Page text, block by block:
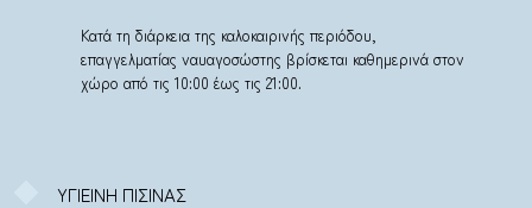
Κατά τη διάρκεια της καλοκαιρινής περιόδου,
επαγγελματίας ναυαγοσώστης βρίσκεται καθημερινά στον
χώρο από τις 10:00 έως τις 21:00.
ΥΓΙΕΙΝΗ ΠΙΣΙΝΑΣ